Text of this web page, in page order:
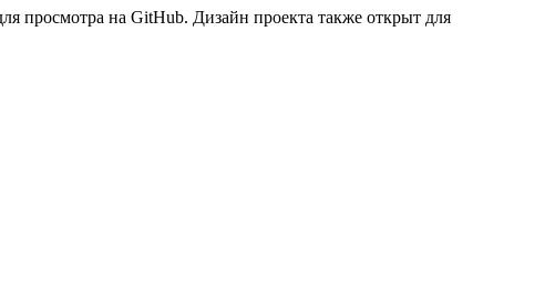
просмотра на GitHub. Дизайн проекта также открыт для